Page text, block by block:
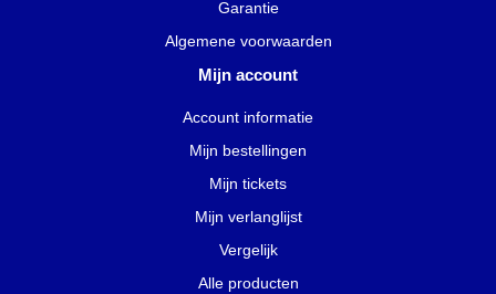
Garantie
Algemene voorwaarden
Mijn account
Account informatie
Mijn bestellingen
Mijn tickets
Mijn verlanglijst
Vergelijk
Alle producten